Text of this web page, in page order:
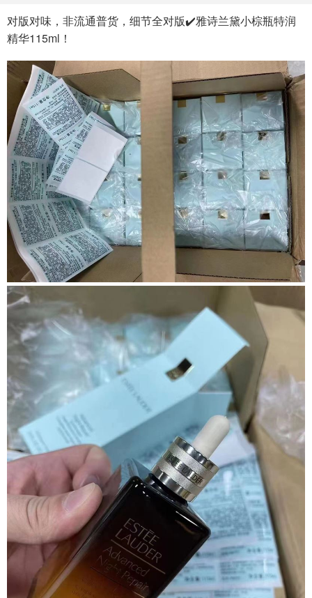
对版对味，非流通普货，细节全对版✔️雅诗兰黛小棕瓶特润
精华115ml！